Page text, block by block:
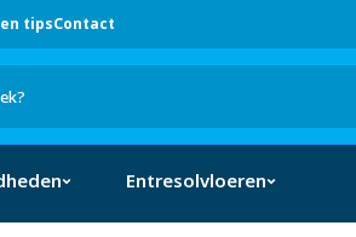
tipsContact
Entresolvloeren